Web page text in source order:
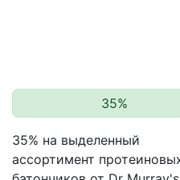
35%
35% на выделенный
ассортимент